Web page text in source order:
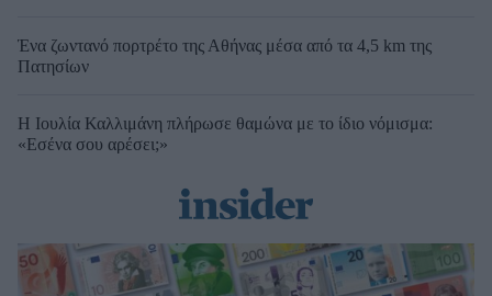
Ένα ζωντανό πορτρέτο της Αθήνας μέσα από τα 4,5 km της
Πατησίων
Η Ιουλία Καλλιμάνη πλήρωσε θαμώνα με το ίδιο νόμισμα:
«Εσένα σου αρέσει;»